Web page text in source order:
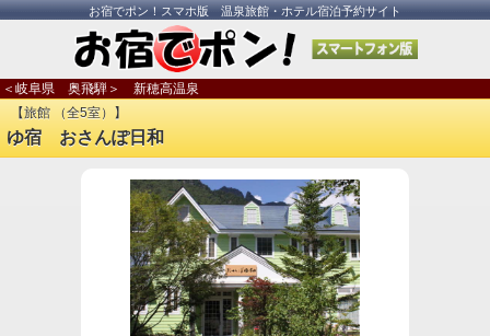
お宿でポン！スマホ版 温泉旅館・ホテル宿泊予約サイト
＜岐阜県 奥飛騨＞ 新穂高温泉
【旅館 （全5室）】
ゆ宿 おさんぽ日和